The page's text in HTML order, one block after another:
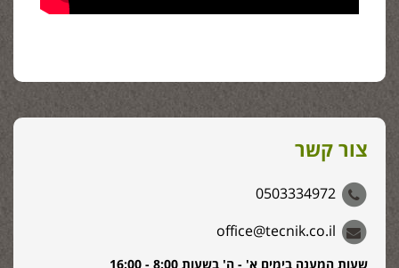
צור קשר
0503334972
office@tecnik.co.il
שעות המענה בימים א' - ה' בשעות 8:00 - 16:00